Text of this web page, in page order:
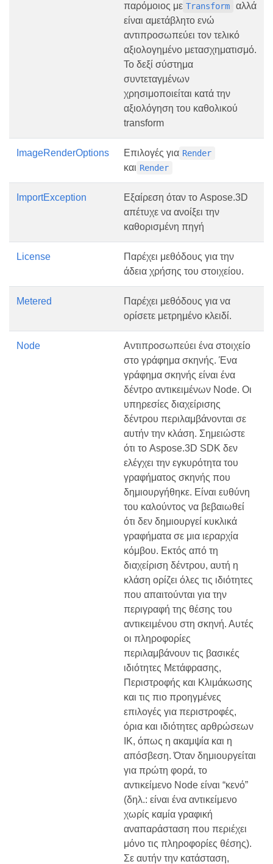
παρόμοιος με Transform
αλλά
είναι αμετάβλητο ενώ
αντιπροσωπεύει τον τελικό
αξιολογημένο μετασχηματισμό.
Το δεξί σύστημα
συντεταγμένων
χρησιμοποιείται κατά την
αξιολόγηση του καθολικού
transform
ImageRenderOptions Επιλογές για Render
και Render
ImportException
Εξαίρεση όταν το Aspose.3D
απέτυχε να ανοίξει την
καθορισμένη πηγή
License
Παρέχει μεθόδους για την
άδεια χρήσης του στοιχείου.
Metered
Παρέχει μεθόδους για να
ορίσετε μετρημένο κλειδί.
Node
Αντιπροσωπεύει ένα στοιχείο
στο γράφημα σκηνής. Ένα
γράφημα σκηνής είναι ένα
δέντρο αντικειμένων Node. Οι
υπηρεσίες διαχείρισης
δέντρου περιλαμβάνονται σε
αυτήν την κλάση. Σημειώστε
ότι το Aspose.3D SDK δεν
ελέγχει την εγκυρότητα του
γραφήματος σκηνής που
δημιουργήθηκε. Είναι ευθύνη
του καλούντος να βεβαιωθεί
ότι δεν δημιουργεί κυκλικά
γραφήματα σε μια ιεραρχία
κόμβου. Εκτός από τη
διαχείριση δέντρου, αυτή η
κλάση ορίζει όλες τις ιδιότητες
που απαιτούνται για την
περιγραφή της θέσης του
αντικειμένου στη σκηνή. Αυτές
οι πληροφορίες
περιλαμβάνουν τις βασικές
ιδιότητες Μετάφρασης,
Περιστροφής και Κλιμάκωσης
και τις πιο προηγμένες
επιλογές για περιστροφές,
όρια και ιδιότητες αρθρώσεων
IK, όπως η ακαμψία και η
απόσβεση. Όταν δημιουργείται
για πρώτη φορά, το
αντικείμενο Node είναι “κενό”
(δηλ.: είναι ένα αντικείμενο
χωρίς καμία γραφική
αναπαράσταση που περιέχει
μόνο τις πληροφορίες θέσης).
Σε αυτήν την κατάσταση,